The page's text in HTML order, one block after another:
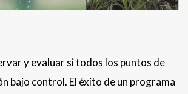
y evaluar si todos los puntos de
bajo control. El éxito de un programa